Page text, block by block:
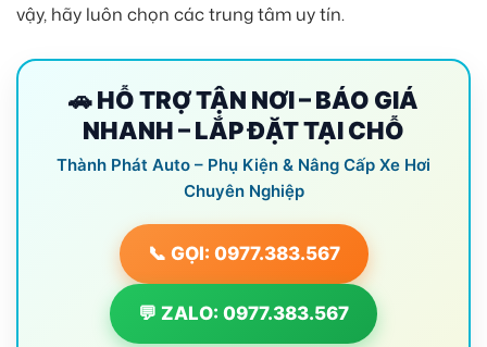
vậy, hãy luôn chọn các trung tâm uy tín.
🚗 HỖ TRỢ TẬN NƠI – BÁO GIÁ
NHANH – LẮP ĐẶT TẠI CHỖ
Thành Phát Auto – Phụ Kiện & Nâng Cấp Xe Hơi
Chuyên Nghiệp
📞 GỌI: 0977.383.567
💬 ZALO: 0977.383.567